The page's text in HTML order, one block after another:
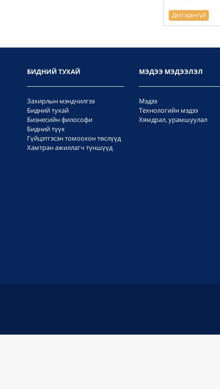
Дэлгэрэнгүй
БИДНИЙ ТУХАЙ
Захирлын мэндчилгээ
Бидний тухай
Бизнесийн философи
Бидний түүх
Гүйцэтгэсэн томоохон төслүүд
Хамтран ажиллагч түншүүд
МЭДЭЭ МЭДЭЭЛЭЛ
Мэдээ
Технологийн мэдээ
Хямдрал, урамшуулал